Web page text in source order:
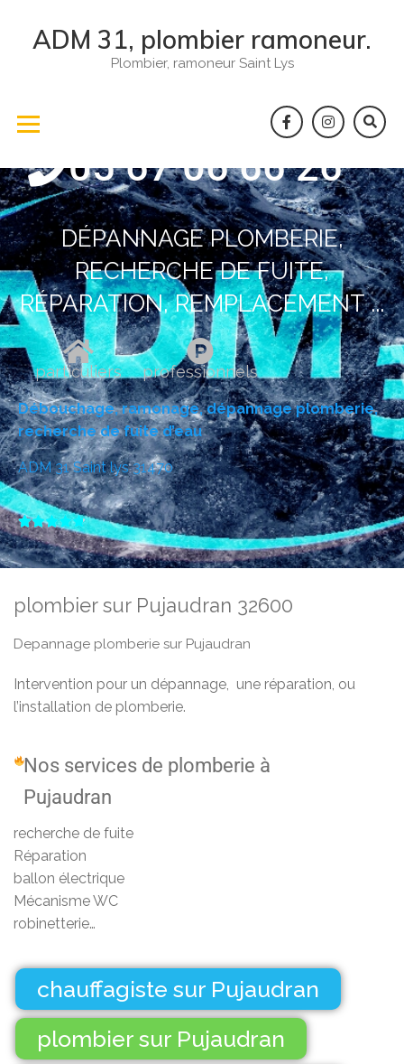
ADM 31, plombier ramoneur.
Plombier, ramoneur Saint Lys
DÉPANNAGE PLOMBERIE,
RECHERCHE DE FUITE,
RÉPARATION, REMPLACEMENT ...
particuliers professionnels
Débouchage, ramonage, dépannage plomberie,
recherche de fuite d’eau
ADM 31 Saint lys 31470

05 67 06 66 26
plombier sur Pujaudran 32600
Depannage plomberie sur Pujaudran
Intervention pour un dépannage, une réparation, ou
l’installation de plomberie.
Nos services de plomberie à
Pujaudran
recherche de fuite
Réparation
ballon électrique
Mécanisme WC
robinetterie…
chauffagiste sur Pujaudran
plombier sur Pujaudran